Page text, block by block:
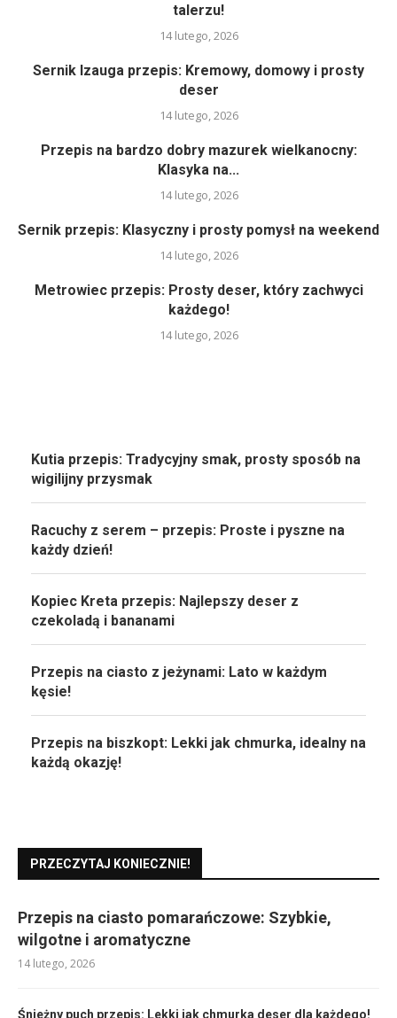
talerzu!
14 lutego, 2026
Sernik Izauga przepis: Kremowy, domowy i prosty
deser
14 lutego, 2026
Przepis na bardzo dobry mazurek wielkanocny:
Klasyka na...
14 lutego, 2026
Sernik przepis: Klasyczny i prosty pomysł na weekend
14 lutego, 2026
Metrowiec przepis: Prosty deser, który zachwyci
każdego!
14 lutego, 2026
Kutia przepis: Tradycyjny smak, prosty sposób na
wigilijny przysmak
Racuchy z serem – przepis: Proste i pyszne na
każdy dzień!
Kopiec Kreta przepis: Najlepszy deser z
czekoladą i bananami
Przepis na ciasto z jeżynami: Lato w każdym
kęsie!
Przepis na biszkopt: Lekki jak chmurka, idealny na
każdą okazję!
PRZECZYTAJ KONIECZNIE!
Przepis na ciasto pomarańczowe: Szybkie,
wilgotne i aromatyczne
14 lutego, 2026
Śnieżny puch przepis: Lekki jak chmurka deser dla każdego!